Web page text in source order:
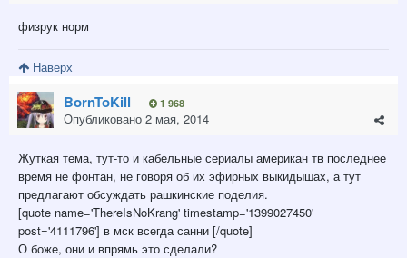
физрук норм
Наверх
BornToKill 1 968
Опубликовано 2 мая, 2014
Жуткая тема, тут-то и кабельные сериалы американ тв последнее
время не фонтан, не говоря об их эфирных выкидышах, а тут
предлагают обсуждать рашкинские поделия.
[quote name='ThereIsNoKrang' timestamp='1399027450'
post='4111796'] в мск всегда санни [/quote]
О боже, они и впрямь это сделали?